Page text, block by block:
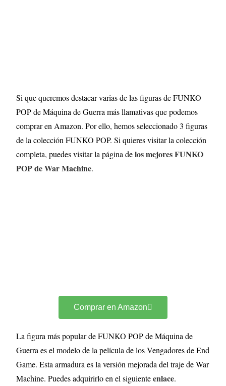
Si que queremos destacar varias de las figuras de FUNKO
POP de Máquina de Guerra más llamativas que podemos
comprar en Amazon. Por ello, hemos seleccionado 3 figuras
de la colección FUNKO POP. Si quieres visitar la colección
completa, puedes visitar la página delos mejores FUNKO
POP de War Machine.
Comprar en Amazon
La figura más popular de FUNKO POP de Máquina de
Guerra es el modelo de la película de los Vengadores de End
Game. Esta armadura es la versión mejorada del traje de War
Machine. Puedes adquirirlo en el siguienteenlace.